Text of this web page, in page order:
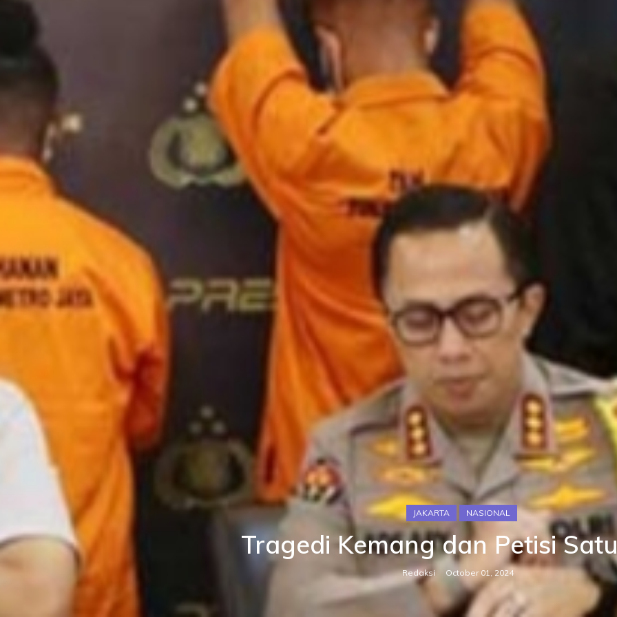
JAKARTA NASIONAL
Tragedi Kemang dan Petisi
Redaksi October 01, 2024